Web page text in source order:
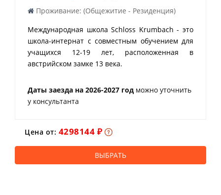
Проживание: (Общежитие - Резиденция)
Международная школа Schloss Krumbach - это
школа-интернат с совместным обучением для
учащихся 12-19 лет, расположенная в
австрийском замке 13 века.
Даты заезда на 2026-2027 год можно уточнить
у консультанта
Цена от: 4298144 ₽
ВЫБРАТЬ